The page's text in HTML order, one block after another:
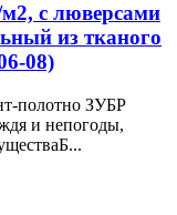
с люверсами
из тканого
08)
полотно ЗУБР
и непогоды,